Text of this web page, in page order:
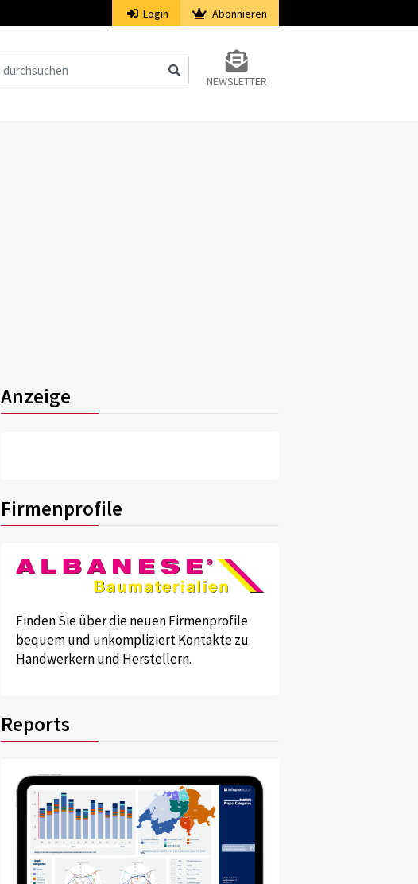
Login Abonnieren
NEWSLETTER
Anzeige
Firmenprofile
Finden Sie über die neuen Firmenprofile
bequem und unkompliziert Kontakte zu
Handwerkern und Herstellern.
Reports